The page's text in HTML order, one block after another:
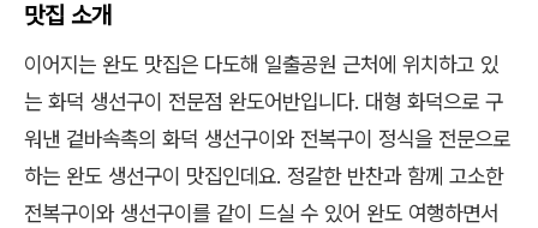
맛집 소개
이어지는 완도 맛집은 다도해 일출공원 근처에 위치하고 있
는 화덕 생선구이 전문점 완도어반입니다. 대형 화덕으로 구
워낸 겉바속촉의 화덕 생선구이와 전복구이 정식을 전문으로
하는 완도 생선구이 맛집인데요. 정갈한 반찬과 함께 고소한
전복구이와 생선구이를 같이 드실 수 있어 완도 여행하면서